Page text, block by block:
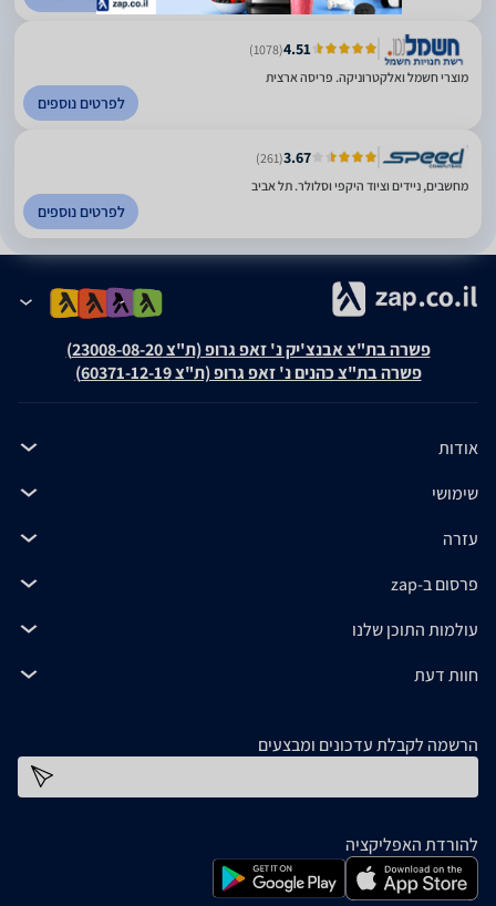
4.51
(1078)
מוצרי חשמל ואלקטרוניקה. פריסה ארצית
לפרטים נוספים
3.67
(261)
מחשבים, ניידים וציוד היקפי וסלולר. תל אביב
לפרטים נוספים
פשרה בת"צ אבנצ'יק נ' זאפ גרופ (ת"צ 23008-08-20)
פשרה בת"צ כהנים נ' זאפ גרופ (ת"צ 60371-12-19)
אודות
שימושי
עזרה
פרסום ב-zap
עולמות התוכן שלנו
חוות דעת
הרשמה לקבלת עדכונים ומבצעים
להורדת האפליקציה